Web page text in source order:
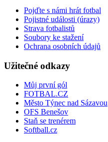
Pojďte s námi hrát fotbal
Pojistné události (úrazy)
Strava fotbalistů
Soubory ke stažení
Ochrana osobních údajů
Užitečné odkazy
Můj první gól
FOTBAL.CZ
Město Týnec nad Sázavou
OFS Benešov
Staň se trenérem
Softball.cz